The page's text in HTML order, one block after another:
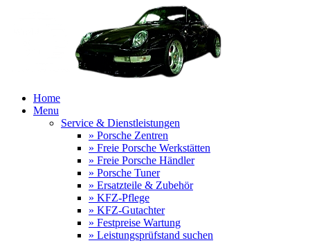
Home
Menu
Service & Dienstleistungen
» Porsche Zentren
» Freie Porsche Werkstätten
» Freie Porsche Händler
» Porsche Tuner
» Ersatzteile & Zubehör
» KFZ-Pflege
» KFZ-Gutachter
» Festpreise Wartung
» Leistungsprüfstand suchen